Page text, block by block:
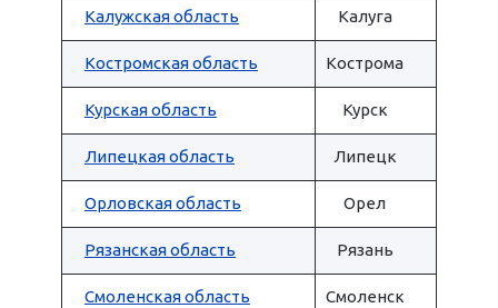
Калужская область Калуга
Костромская область Кострома
Курская область Курск
Липецкая область Липецк
Орловская область Орел
Рязанская область Рязань
Смоленская область Смоленск